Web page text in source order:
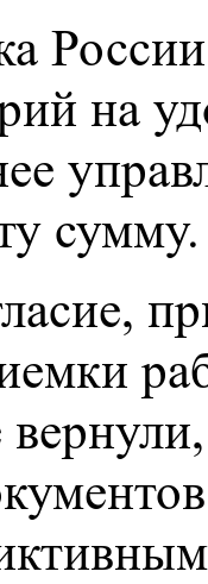
на
сумму.